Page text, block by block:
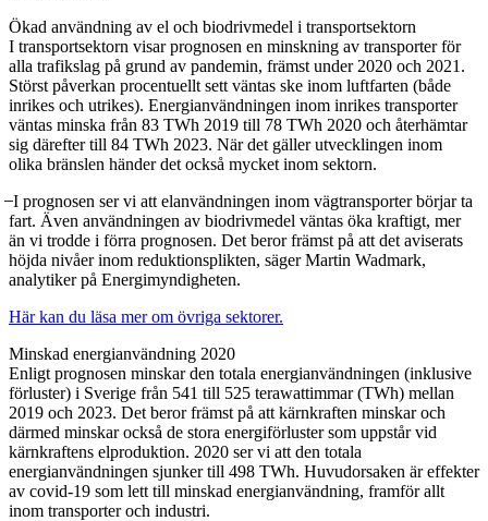
Ökad användning av el och biodrivmedel i transportsektorn
I transportsektorn visar prognosen en minskning av transporter för
alla trafikslag på grund av pandemin, främst under 2020 och 2021.
Störst påverkan procentuellt sett väntas ske inom luftfarten (både
inrikes och utrikes). Energianvändningen inom inrikes transporter
väntas minska från 83 TWh 2019 till 78 TWh 2020 och återhämtar
sig därefter till 84 TWh 2023. När det gäller utvecklingen inom
olika bränslen händer det också mycket inom sektorn.
̶ I prognosen ser vi att elanvändningen inom vägtransporter börjar ta
fart. Även användningen av biodrivmedel väntas öka kraftigt, mer
än vi trodde i förra prognosen. Det beror främst på att det aviserats
höjda nivåer inom reduktionsplikten, säger Martin Wadmark,
analytiker på Energimyndigheten.
Här kan du läsa mer om övriga sektorer.
Minskad energianvändning 2020
Enligt prognosen minskar den totala energianvändningen (inklusive
förluster) i Sverige från 541 till 525 terawattimmar (TWh) mellan
2019 och 2023. Det beror främst på att kärnkraften minskar och
därmed minskar också de stora energiförluster som uppstår vid
kärnkraftens elproduktion. 2020 ser vi att den totala
energianvändningen sjunker till 498 TWh. Huvudorsaken är effekter
av covid-19 som lett till minskad energianvändning, framför allt
inom transporter och industri.